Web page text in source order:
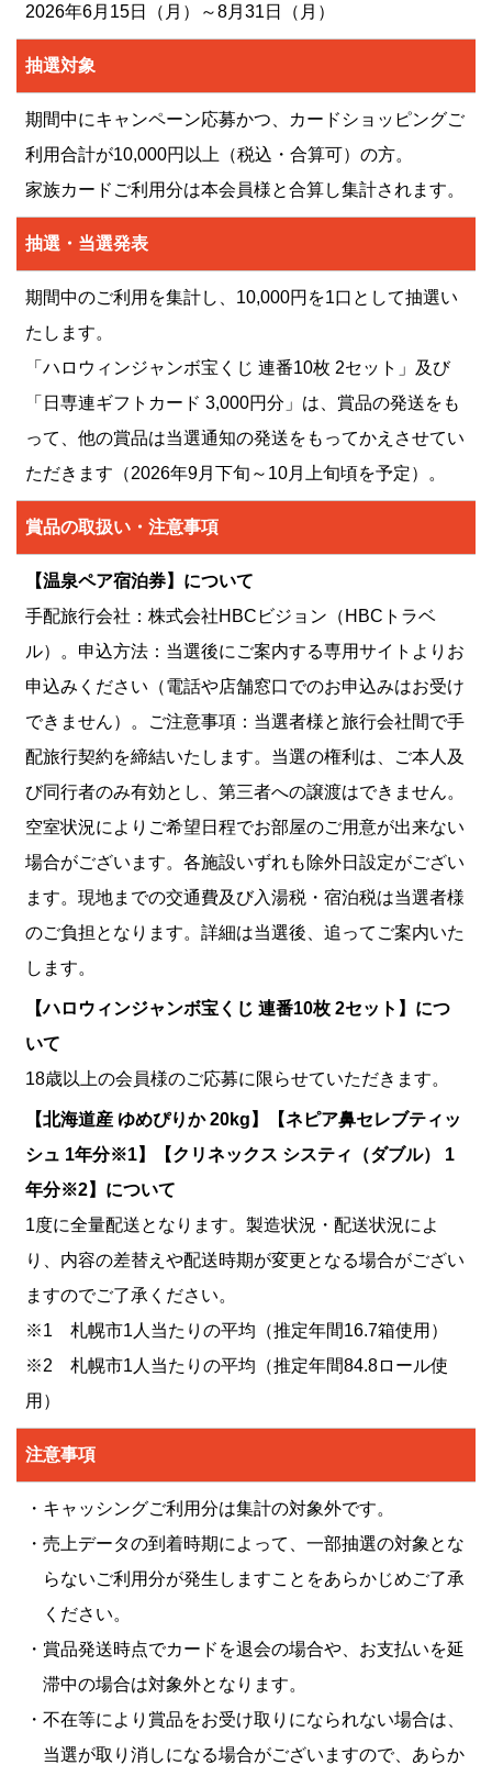
2026年6月15日（月）～8月31日（月）
抽選対象
期間中にキャンペーン応募かつ、カードショッピングご
利用合計が10,000円以上（税込・合算可）の方。
家族カードご利用分は本会員様と合算し集計されます。
抽選・当選発表
期間中のご利用を集計し、10,000円を1口として抽選い
たします。
「ハロウィンジャンボ宝くじ 連番10枚 2セット」及び
「日専連ギフトカード 3,000円分」は、賞品の発送をも
って、他の賞品は当選通知の発送をもってかえさせてい
ただきます（2026年9月下旬～10月上旬頃を予定）。
賞品の取扱い・注意事項
【温泉ペア宿泊券】について
手配旅行会社：株式会社HBCビジョン（HBCトラベ
ル）。申込方法：当選後にご案内する専用サイトよりお
申込みください（電話や店舗窓口でのお申込みはお受け
できません）。ご注意事項：当選者様と旅行会社間で手
配旅行契約を締結いたします。当選の権利は、ご本人及
び同行者のみ有効とし、第三者への譲渡はできません。
空室状況によりご希望日程でお部屋のご用意が出来ない
場合がございます。各施設いずれも除外日設定がござい
ます。現地までの交通費及び入湯税・宿泊税は当選者様
のご負担となります。詳細は当選後、追ってご案内いた
します。
【ハロウィンジャンボ宝くじ 連番10枚 2セット】につ
いて
18歳以上の会員様のご応募に限らせていただきます。
【北海道産 ゆめぴりか 20kg】【ネピア鼻セレブティッ
シュ 1年分※1】【クリネックス システィ（ダブル） 1
年分※2】について
1度に全量配送となります。製造状況・配送状況によ
り、内容の差替えや配送時期が変更となる場合がござい
ますのでご了承ください。
※1 札幌市1人当たりの平均（推定年間16.7箱使用）
※2 札幌市1人当たりの平均（推定年間84.8ロール使
用）
注意事項
・キャッシングご利用分は集計の対象外です。
・売上データの到着時期によって、一部抽選の対象とな
らないご利用分が発生しますことをあらかじめご了承
ください。
・賞品発送時点でカードを退会の場合や、お支払いを延
滞中の場合は対象外となります。
・不在等により賞品をお受け取りになられない場合は、
当選が取り消しになる場合がございますので、あらか